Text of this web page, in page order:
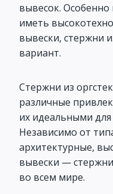
вывесок. Особенно
иметь
вывески, стержни
вариант.
Стержни из
различные
их идеальными
Независимо от
архитектурные,
вывески — стержни
во всем мире.